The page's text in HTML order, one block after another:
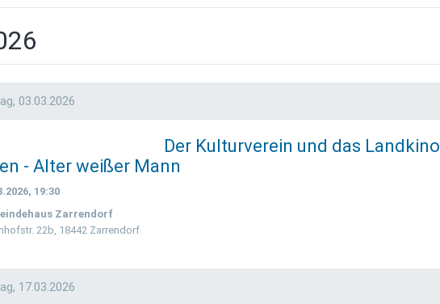
03.03.2026
Der Kulturverein und das Landkino
- Alter weißer Mann
19:30
Zarrendorf
22b, 18442 Zarrendorf
17.03.2026